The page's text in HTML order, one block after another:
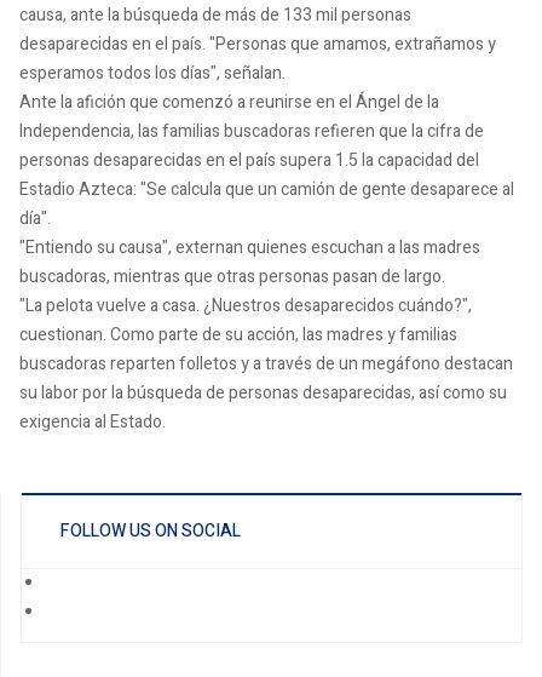
causa, ante la búsqueda de más de 133 mil personas
desaparecidas en el país. "Personas que amamos, extrañamos y
esperamos todos los días", señalan.
Ante la afición que comenzó a reunirse en el Ángel de la
Independencia, las familias buscadoras refieren que la cifra de
personas desaparecidas en el país supera 1.5 la capacidad del
Estadio Azteca: "Se calcula que un camión de gente desaparece al
día".
"Entiendo su causa", externan quienes escuchan a las madres
buscadoras, mientras que otras personas pasan de largo.
"La pelota vuelve a casa. ¿Nuestros desaparecidos cuándo?",
cuestionan. Como parte de su acción, las madres y familias
buscadoras reparten folletos y a través de un megáfono destacan
su labor por la búsqueda de personas desaparecidas, así como su
exigencia al Estado.
FOLLOW US ON SOCIAL